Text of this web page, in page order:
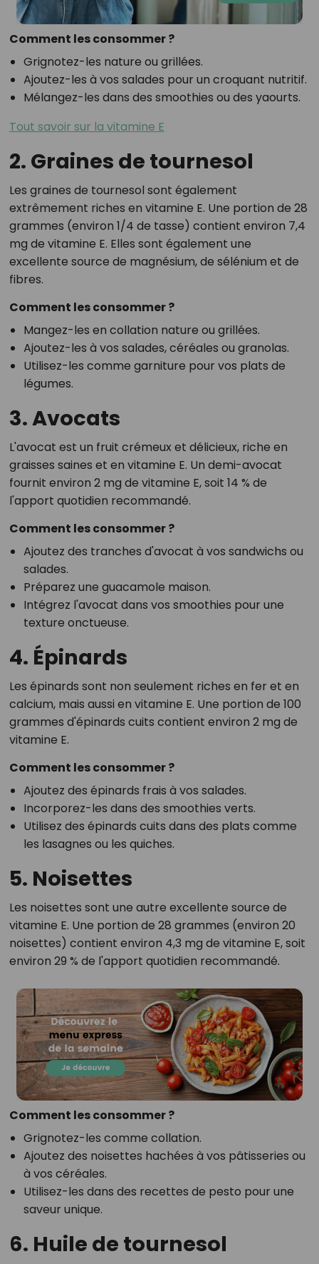
Comment les consommer ?
Grignotez-les nature ou grillées.
Ajoutez-les à vos salades pour un croquant nutritif.
Mélangez-les dans des smoothies ou des yaourts.
Tout savoir sur la vitamine E
2. Graines de tournesol
Les graines de tournesol sont également
extrêmement riches en vitamine E. Une portion de 28
grammes (environ 1/4 de tasse) contient environ 7,4
mg de vitamine E. Elles sont également une
excellente source de magnésium, de sélénium et de
fibres.
Comment les consommer ?
Mangez-les en collation nature ou grillées.
Ajoutez-les à vos salades, céréales ou granolas.
Utilisez-les comme garniture pour vos plats de
légumes.
3. Avocats
L'avocat est un fruit crémeux et délicieux, riche en
graisses saines et en vitamine E. Un demi-avocat
fournit environ 2 mg de vitamine E, soit 14 % de
l'apport quotidien recommandé.
Comment les consommer ?
Ajoutez des tranches d'avocat à vos sandwichs ou
salades.
Préparez une guacamole maison.
Intégrez l'avocat dans vos smoothies pour une
texture onctueuse.
4. Épinards
Les épinards sont non seulement riches en fer et en
calcium, mais aussi en vitamine E. Une portion de 100
grammes d'épinards cuits contient environ 2 mg de
vitamine E.
Comment les consommer ?
Ajoutez des épinards frais à vos salades.
Incorporez-les dans des smoothies verts.
Utilisez des épinards cuits dans des plats comme
les lasagnes ou les quiches.
5. Noisettes
Les noisettes sont une autre excellente source de
vitamine E. Une portion de 28 grammes (environ 20
noisettes) contient environ 4,3 mg de vitamine E, soit
environ 29 % de l'apport quotidien recommandé.
Comment les consommer ?
Grignotez-les comme collation.
Ajoutez des noisettes hachées à vos pâtisseries ou
à vos céréales.
Utilisez-les dans des recettes de pesto pour une
saveur unique.
6. Huile de tournesol